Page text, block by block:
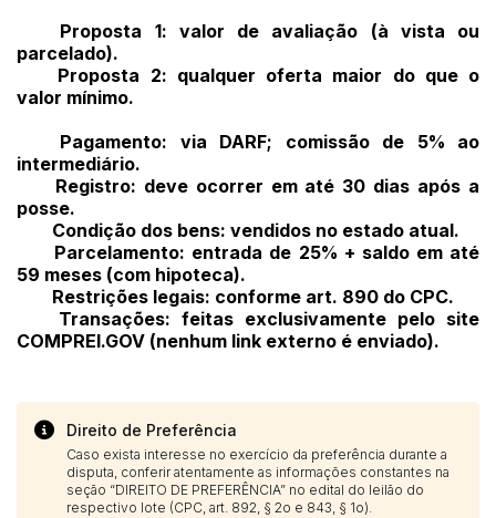
Proposta 1: valor de avaliação (à vista ou
parcelado).
Proposta 2: qualquer oferta maior do que o
valor mínimo.
Pagamento: via DARF; comissão de 5% ao
intermediário.
Registro: deve ocorrer em até 30 dias após a
posse.
Condição dos bens: vendidos no estado atual.
Parcelamento: entrada de 25% + saldo em até
59 meses (com hipoteca).
Restrições legais: conforme art. 890 do CPC.
Transações: feitas exclusivamente pelo site
COMPREI.GOV (nenhum link externo é enviado).
Direito de Preferência
Caso exista interesse no exercício da preferência durante a
disputa, conferir atentamente as informações constantes na
seção “DIREITO DE PREFERÊNCIA” no edital do leilão do
respectivo lote (CPC, art. 892, § 2o e 843, § 1o).